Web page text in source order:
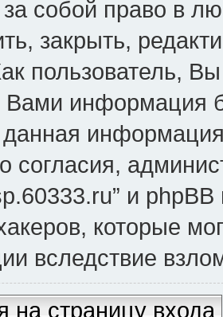
за собой право в
закрыть,
пользователь,
Вами информация
согласия,
и phpBB
которые
вследствие
на страницу входа